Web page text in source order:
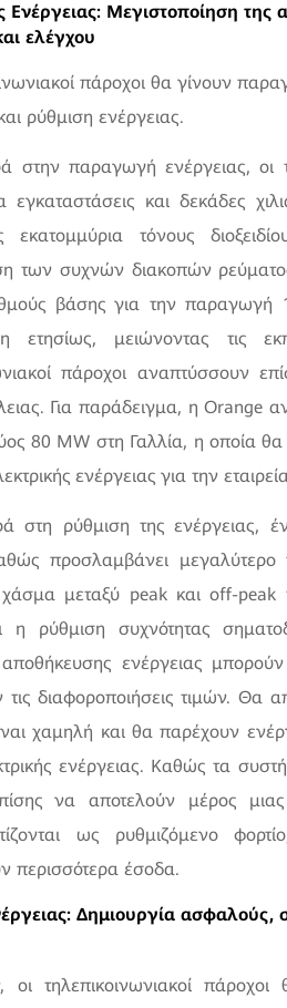
Μεγιστοποίηση
ελέγχου
πάροχοι θα γίνουν
ρύθμιση ενέργειας.
παραγωγή ενέργειας, οι
εγκαταστάσεις και δεκάδες
εκατομμύρια τόνους
των συχνών διακοπών
βάσης για την παραγωγή
ετησίως, μειώνοντας τις
πάροχοι αναπτύσσουν
Για παράδειγμα, η Orange
80 MW στη Γαλλία, η οποία
ενέργειας για την
ρύθμιση της ενέργειας,
προσλαμβάνει
μεταξύ peak και off-peak
η ρύθμιση συχνότητας
ενέργειας
τις διαφοροποιήσεις τιμών. Θα
χαμηλή και θα παρέχουν
ενέργειας. Καθώς τα
να αποτελούν μέρος
ως ρυθμιζόμενο
περισσότερα έσοδα.
Δημιουργία ασφαλούς,
οι τηλεπικοινωνιακοί